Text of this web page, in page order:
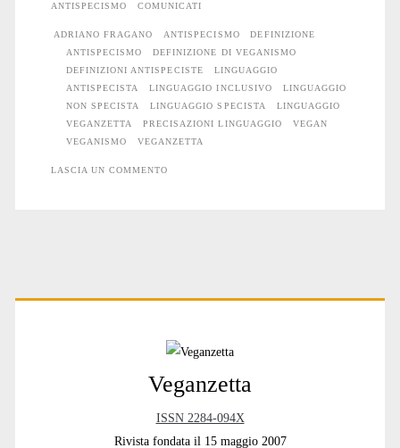
ANTISPECISMO COMUNICATI
ADRIANO FRAGANO ANTISPECISMO
DEFINIZIONE
ANTISPECISMO
DEFINIZIONE DI VEGANISMO
DEFINIZIONI ANTISPECISTE
LINGUAGGIO
ANTISPECISTA
LINGUAGGIO INCLUSIVO
LINGUAGGIO
NON SPECISTA
LINGUAGGIO SPECISTA
LINGUAGGIO
VEGANZETTA
PRECISAZIONI LINGUAGGIO
VEGAN
VEGANISMO
VEGANZETTA
LASCIA UN COMMENTO
Primary
Veganzetta
ISSN 2284-094X
Rivista fondata il 15 maggio 2007